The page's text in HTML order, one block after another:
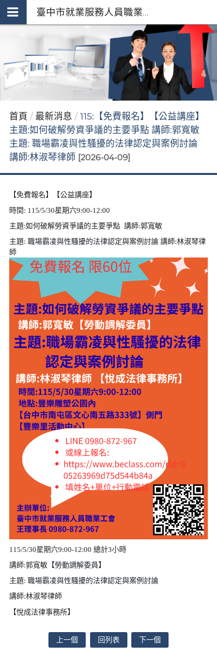
臺中市就業服務人員職業工會 *府授勞資字第1110251982號92253255
首頁 最新消息
115:【免費報名】【公益講座】
主題:如何破解勞資爭議的主要爭點 講師:郭寬敏
主題: 職場霸凌與性騷擾的法律認定與案例討論
講師:林淑琴律師 [2026-04-09]
【免費報名】【公益講座】
時間: 115/5/30星期六9:00-12:00
主題:如何破解勞資爭議的主要爭點 講師:郭寬敏
主題: 職場霸凌與性騷擾的法律認定與案例討論 講師:林淑琴律
師
115/5/30星期六9:00-12:00 總計3小時
講師:郭寬敏【勞動調解委員】
主題: 職場霸凌與性騷擾的法律認定與案例討論
講師:林淑琴律師
【悅成法律事務所】
上一個 回列表 下一個